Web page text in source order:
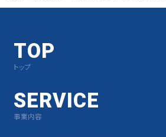
TOP
トップ
SERVICE
事業内容